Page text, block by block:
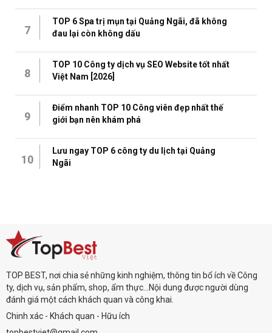
7
TOP 6 Spa trị mụn tại Quảng Ngãi, đã không
đau lại còn không dấu
8
TOP 10 Công ty dịch vụ SEO Website tốt nhất
Việt Nam [2026]
9
Điểm nhanh TOP 10 Công viên đẹp nhất thế
giới bạn nên khám phá
10
Lưu ngay TOP 6 công ty du lịch tại Quảng
Ngãi
TOP BEST, nơi chia sẻ những kinh nghiệm, thông tin bổ ích về Công
ty, dịch vụ, sản phẩm, shop, ẩm thực...Nội dung được người dùng
đánh giá một cách khách quan và công khai.
Chinh xác - Khách quan - Hữu ích